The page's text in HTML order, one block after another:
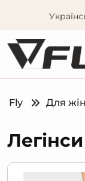
Fly Для
Легінси